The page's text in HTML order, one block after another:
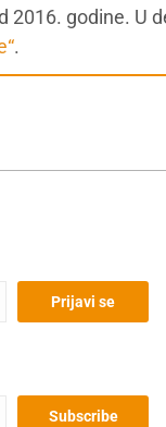
2016. godine. U
.